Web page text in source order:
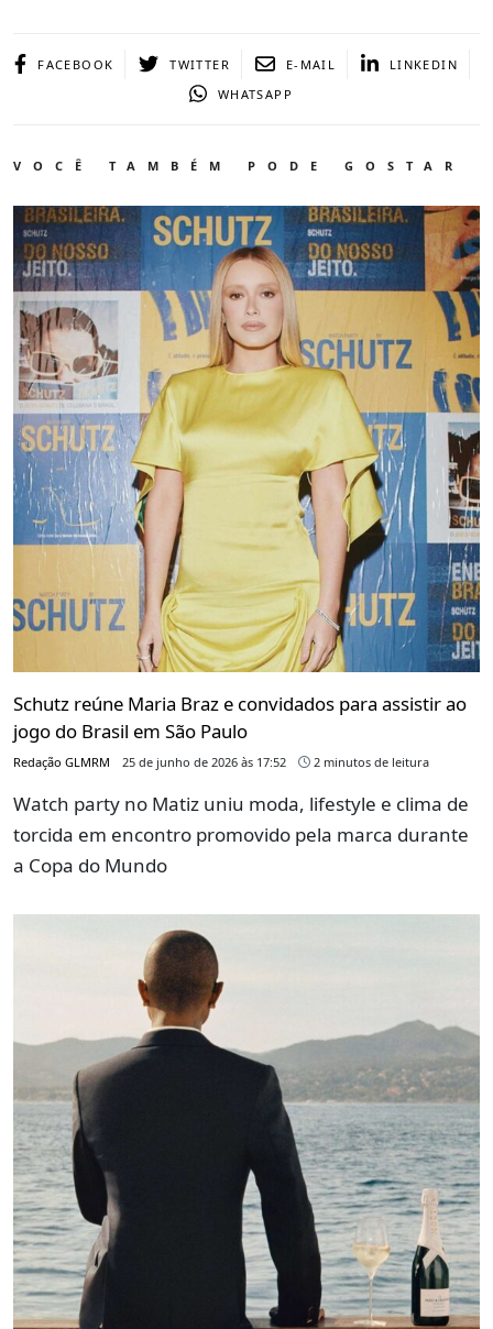
FACEBOOK TWITTER E-MAIL
LINKEDIN
WHATSAPP
VOCÊ TAMBÉM PODE GOSTAR
Schutz reúne Maria Braz e convidados para assistir ao
jogo do Brasil em São Paulo
Redação GLMRM 25 de junho de 2026 às 17:52 2 minutos de leitura
Watch party no Matiz uniu moda, lifestyle e clima de
torcida em encontro promovido pela marca durante
a Copa do Mundo